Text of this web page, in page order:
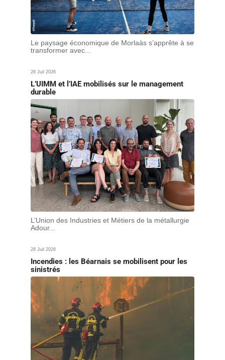
Le paysage économique de Morlaàs s’apprête à se
transformer avec...
28 Juil 2026
L’UIMM et l’IAE mobilisés sur le management
durable
L’Union des Industries et Métiers de la métallurgie
Adour...
28 Juil 2026
Incendies : les Béarnais se mobilisent pour les
sinistrés